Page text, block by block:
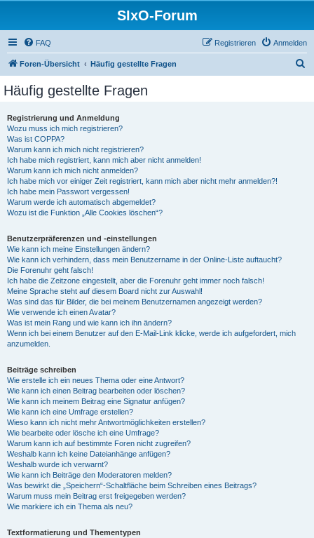
SIxO-Forum
FAQ Anmelden
Registrieren
Foren-Übersicht Häufig gestellte Fragen
Häufig gestellte Fragen
Registrierung und Anmeldung
Wozu muss ich mich registrieren?
Was ist COPPA?
Warum kann ich mich nicht registrieren?
Ich habe mich registriert, kann mich aber nicht anmelden!
Warum kann ich mich nicht anmelden?
Ich habe mich vor einiger Zeit registriert, kann mich aber nicht mehr anmelden?!
Ich habe mein Passwort vergessen!
Warum werde ich automatisch abgemeldet?
Wozu ist die Funktion „Alle Cookies löschen“?
Benutzerpräferenzen und -einstellungen
Wie kann ich meine Einstellungen ändern?
Wie kann ich verhindern, dass mein Benutzername in der Online-Liste auftaucht?
Die Forenuhr geht falsch!
Ich habe die Zeitzone eingestellt, aber die Forenuhr geht immer noch falsch!
Meine Sprache steht auf diesem Board nicht zur Auswahl!
Was sind das für Bilder, die bei meinem Benutzernamen angezeigt werden?
Wie verwende ich einen Avatar?
Was ist mein Rang und wie kann ich ihn ändern?
Wenn ich bei einem Benutzer auf den E-Mail-Link klicke, werde ich aufgefordert, mich
anzumelden.
Beiträge schreiben
Wie erstelle ich ein neues Thema oder eine Antwort?
Wie kann ich einen Beitrag bearbeiten oder löschen?
Wie kann ich meinem Beitrag eine Signatur anfügen?
Wie kann ich eine Umfrage erstellen?
Wieso kann ich nicht mehr Antwortmöglichkeiten erstellen?
Wie bearbeite oder lösche ich eine Umfrage?
Warum kann ich auf bestimmte Foren nicht zugreifen?
Weshalb kann ich keine Dateianhänge anfügen?
Weshalb wurde ich verwarnt?
Wie kann ich Beiträge den Moderatoren melden?
Was bewirkt die „Speichern“-Schaltfläche beim Schreiben eines Beitrags?
Warum muss mein Beitrag erst freigegeben werden?
Wie markiere ich ein Thema als neu?
Textformatierung und Thementypen